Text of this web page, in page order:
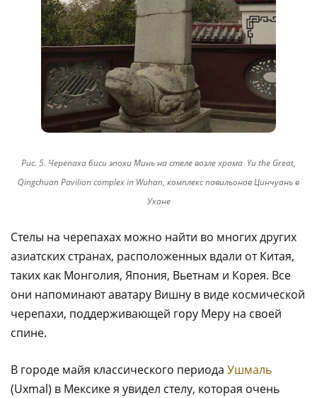
Рис. 5. Черепаха биси эпохи Минь на стеле возле храма Yu the Great,
Qingchuan Pavilion complex in Wuhan, комплекс павильонов Цинчуань в
Ухане
Стелы на черепахах можно найти во многих других
азиатских странах, расположенных вдали от Китая,
таких как Монголия, Япония, Вьетнам и Корея. Все
они напоминают аватару Вишну в виде космической
черепахи, поддерживающей гору Меру на своей
спине.
В городе майя классического периода Ушмаль
(Uxmal) в Мексике я увидел стелу, которая очень